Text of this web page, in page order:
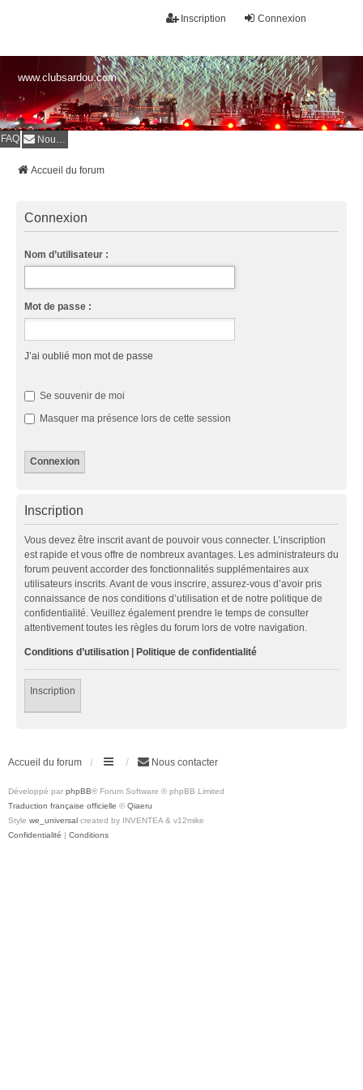
Connexion
Inscription
www.clubsardou.com
FAQ Nous contacter
Accueil du forum
Connexion
Nom d’utilisateur :
Mot de passe :
J’ai oublié mon mot de passe
Se souvenir de moi
Masquer ma présence lors de cette session
Inscription
Vous devez être inscrit avant de pouvoir vous connecter. L’inscription
est rapide et vous offre de nombreux avantages. Les administrateurs du
forum peuvent accorder des fonctionnalités supplémentaires aux
utilisateurs inscrits. Avant de vous inscrire, assurez-vous d’avoir pris
connaissance de nos conditions d’utilisation et de notre politique de
confidentialité. Veuillez également prendre le temps de consulter
attentivement toutes les règles du forum lors de votre navigation.
Conditions d’utilisation | Politique de confidentialité
Inscription
Accueil du forum Nous contacter
Développé par phpBB® Forum Software © phpBB Limited
Traduction française officielle © Qiaeru
Style we_universal created by INVENTEA & v12mike
Confidentialité | Conditions